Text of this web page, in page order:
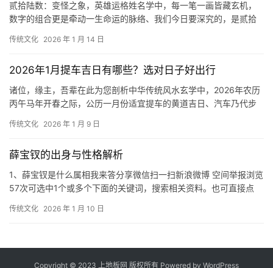
贰拾陆数：变怪之象，英雄运格姓名学中，每一笔一画皆藏玄机，
数字的组合更是牵动一生命运的脉络、我们今日要深究的，是贰拾
传统文化 2026 年 1 月 14 日
2026年1月提车吉日有哪些？选对日子好出行
诸位，缘主，吾辈在此为您剖析中华传统风水玄学中，2026年农历
丙午马年开春之际，公历一月份适宜提车的黄道吉日、汽车乃代步
传统文化 2026 年 1 月 9 日
薛宝钗的出身与性格解析
1、薛宝钗是什么属相我来答分享微信扫一扫新浪微博 空间举报浏览
57次可选中1个或多个下面的关键词，搜索相关资料。也可直接点
传统文化 2026 年 1 月 10 日
Copyright © 2023 上地板网 版权所有 Powered by WordPress